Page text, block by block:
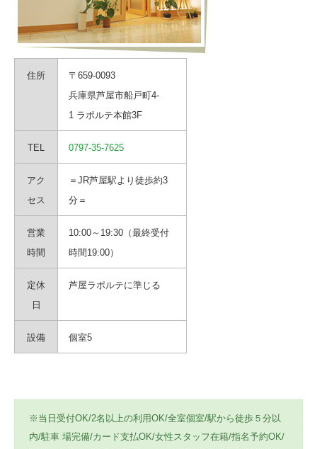
住所
〒659-0093
兵庫県芦屋市船戸町4-
1 ラポルテ本館3F
TEL 0797-35-7625
アク
セス
＝JR芦屋駅より徒歩約3
分＝
営業
時間
10:00～19:30（最終受付
時間19:00）
定休
日
芦屋ラポルテに準じる
設備 個室5
※当日受付OK/2名以上の利用OK/全室個室/駅から徒歩５分以
内/駐車 場完備/カード支払OK/女性スタッフ在籍/指名予約OK/